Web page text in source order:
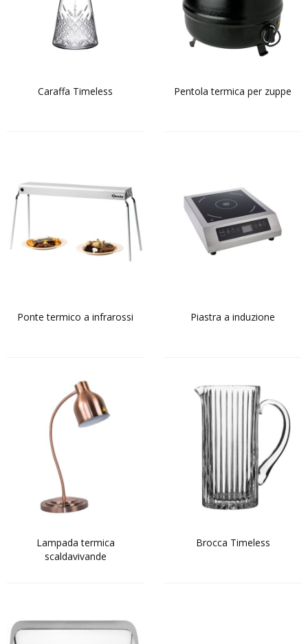
Caraffa Timeless Pentola termica per zuppe
Ponte termico a infrarossi Piastra a induzione
Lampada termica
scaldavivande
Brocca Timeless